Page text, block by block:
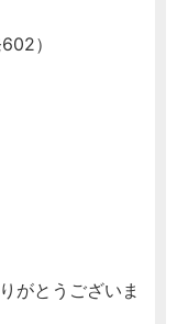
）
がとうございま